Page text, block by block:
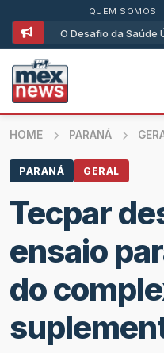
O Desafio da Saúde
QUEM SOMOS
HOME PARANÁ
PARANÁ GERAL
Tecpar
ensaio
do